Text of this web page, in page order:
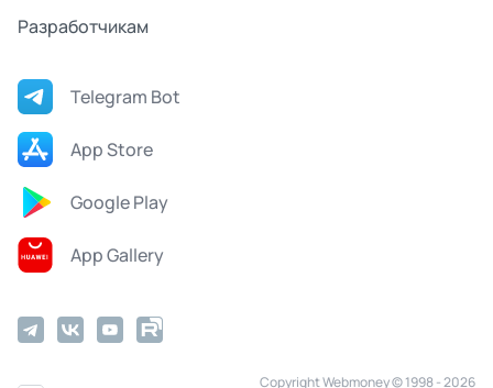
Разработчикам
Telegram Bot
App Store
Google Play
App Gallery
Copyright Webmoney © 1998 - 2026